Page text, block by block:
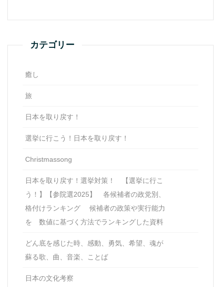
カテゴリー
癒し
旅
日本を取り戻す！
選挙に行こう！日本を取り戻す！
Christmassong
日本を取り戻す！選挙対策！ 【選挙に行こ
う！】【参院選2025】 各候補者の政党別、
格付けランキング 候補者の政策や実行能力
を 数値に基づく方法でランキングした資料
どん底を感じた時、感動、勇気、希望、魂が
蘇る歌、曲、音楽、ことば
日本の文化考察